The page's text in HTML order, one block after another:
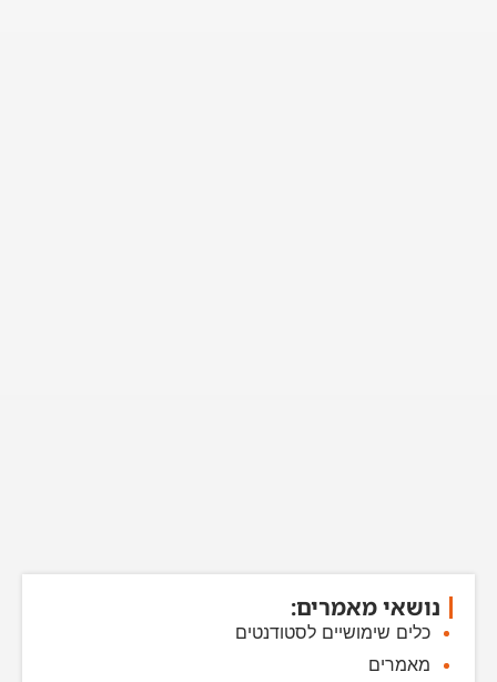
נושאי מאמרים:
כלים שימושיים לסטודנטים
מאמרים